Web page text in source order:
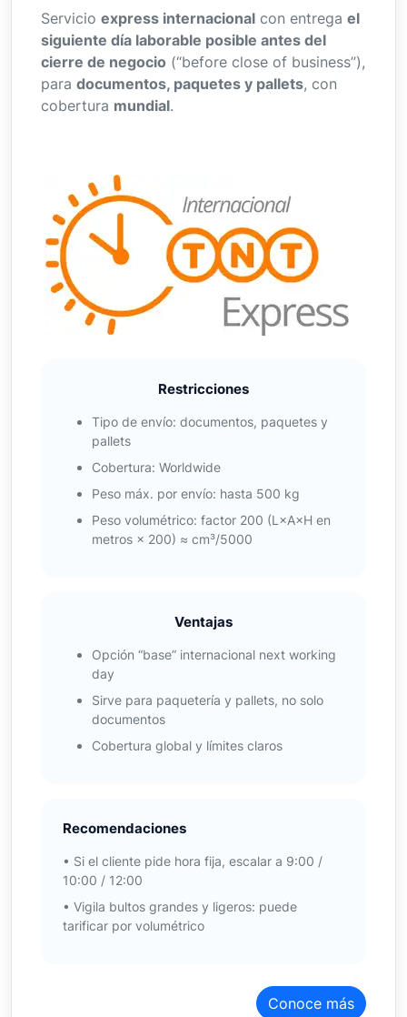
Servicio express internacional con entrega el
siguiente día laborable posible antes del
cierre de negocio (“before close of business”),
para documentos, paquetes y pallets, con
cobertura mundial.
Restricciones
Tipo de envío: documentos, paquetes y
pallets
Cobertura: Worldwide
Peso máx. por envío: hasta 500 kg
Peso volumétrico: factor 200 (L×A×H en
metros × 200) ≈ cm³/5000
Ventajas
Opción “base” internacional next working
day
Sirve para paquetería y pallets, no solo
documentos
Cobertura global y límites claros
Recomendaciones
• Si el cliente pide hora fija, escalar a 9:00 /
10:00 / 12:00
• Vigila bultos grandes y ligeros: puede
tarificar por volumétrico
Conoce más